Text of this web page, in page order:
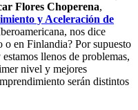
Flores Choperena,
y Aceleración de
nos dice
o en Finlandia? Por supuesto
llenos de problemas,
nivel y mejores
serán distintos